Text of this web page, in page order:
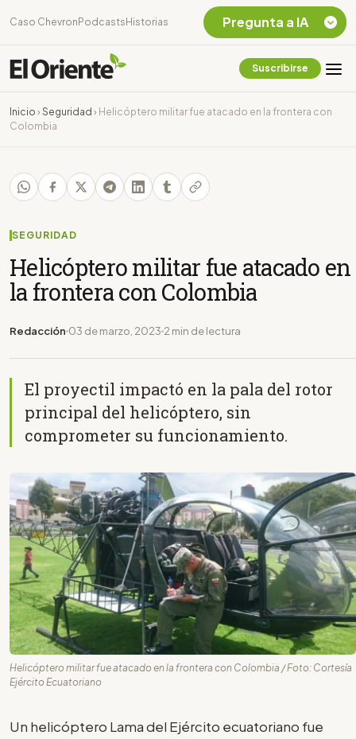
Caso Chevron Podcasts Historias
Suscribirse
Inicio › Seguridad › Helicóptero militar fue atacado en la frontera con
Colombia
SEGURIDAD
Helicóptero militar fue atacado en
la frontera con Colombia
Redacción 03 de marzo, 2023 2 min de lectura
El proyectil impactó en la pala del rotor
principal del helicóptero, sin
comprometer su funcionamiento.
Helicóptero militar fue atacado en la frontera con Colombia / Foto: Cortesía
Ejército Ecuatoriano
Un helicóptero Lama del Ejército ecuatoriano fue
Pregunta a IA
Chevron Ecuador